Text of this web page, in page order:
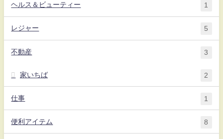
ヘルス＆ビューティー 1
レジャー 5
不動産 3
家いちば 2
仕事 1
便利アイテム 8